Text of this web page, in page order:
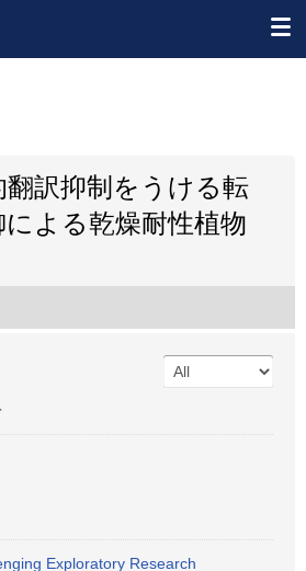
翻訳抑制をうける転
よる乾燥耐性植物
Exploratory Research